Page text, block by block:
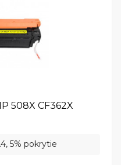
508X CF362X
5% pokrytie